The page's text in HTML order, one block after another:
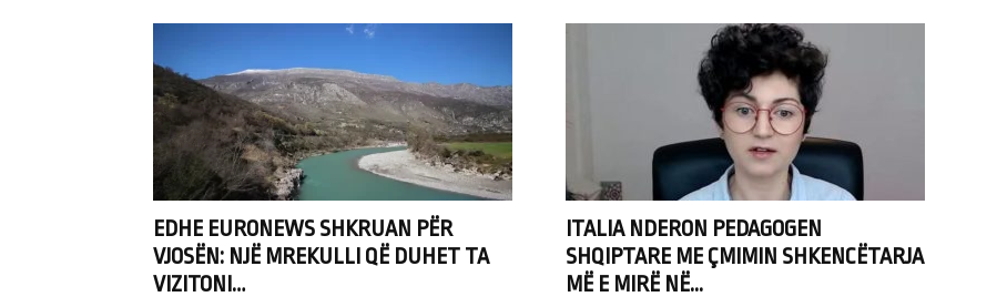
EDHE EURONEWS SHKRUAN PËR
VJOSËN: NJË MREKULLI QË DUHET TA
VIZITONI…
ITALIA NDERON PEDAGOGEN
SHQIPTARE ME ÇMIMIN SHKENCËTARJA
MË E MIRË NË...